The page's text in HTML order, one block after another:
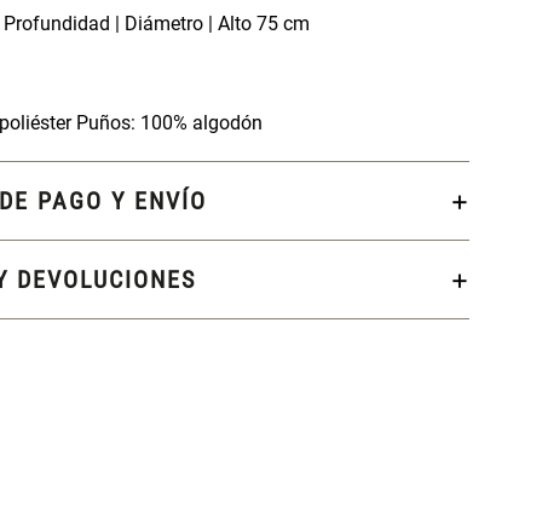
| Diámetro | Alto 75 cm
Puños: 100% algodón
PAGO Y ENVÍO
DEVOLUCIONES